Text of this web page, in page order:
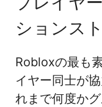
ションス
Robloxの最も
イヤー同士が
れまで何度か